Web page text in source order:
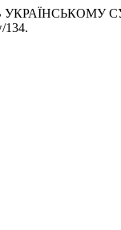
В УКРАЇНСЬКОМУ
134.